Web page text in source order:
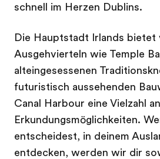
schnell im Herzen Dublins.
Die Hauptstadt Irlands bietet
Ausgehvierteln wie Temple
alteingesessenen
futuristisch aussehenden
Canal Harbour eine Vielzahl
Erkundungsmöglichkeiten.
entscheidest, in deinem
entdecken, werden wir dir